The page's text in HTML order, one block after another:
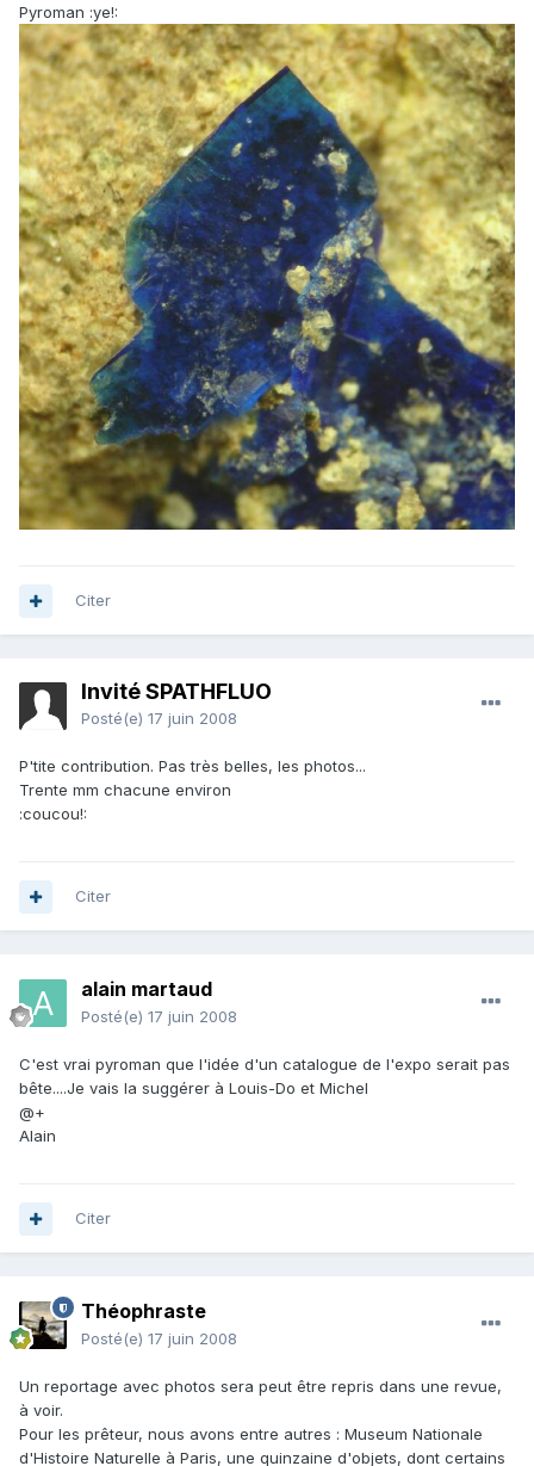
Pyroman :ye!:
Citer
Invité SPATHFLUO
Posté(e) 17 juin 2008
P'tite contribution. Pas très belles, les photos...
Trente mm chacune environ
:coucou!:
Citer
alain martaud
Posté(e) 17 juin 2008
C'est vrai pyroman que l'idée d'un catalogue de l'expo serait pas
bête....Je vais la suggérer à Louis-Do et Michel
@+
Alain
Citer
Théophraste
Posté(e) 17 juin 2008
Un reportage avec photos sera peut être repris dans une revue,
à voir.
Pour les prêteur, nous avons entre autres : Museum Nationale
d'Histoire Naturelle à Paris, une quinzaine d'objets, dont certains